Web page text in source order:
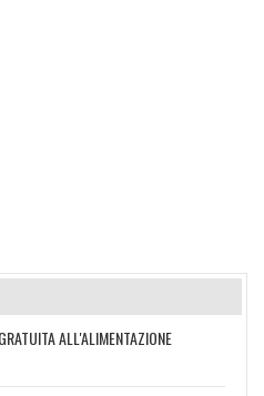
ALL'ALIMENTAZIONE